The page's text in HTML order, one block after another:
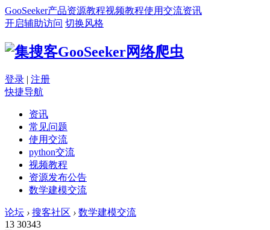
GooSeeker产品资源教程视频教程使用交流资讯
开启辅助访问 切换风格
登录 | 注册
快捷导航
资讯
常见问题
使用交流
python交流
视频教程
资源发布公告
数学建模交流
论坛 › 搜客社区 › 数学建模交流
13 30343